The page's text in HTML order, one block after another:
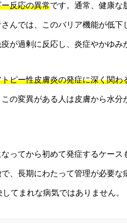
反応の異常です。通常、健康な
んでは、このバリア機能が低
が過剰に反応し、炎症やかゆみ
ピー性皮膚炎の発症に深く関わ
の変異がある人は皮膚から水分
ってから初めて発症するケース
、長期にわたって管理が必要な
てまれな病気ではありません。